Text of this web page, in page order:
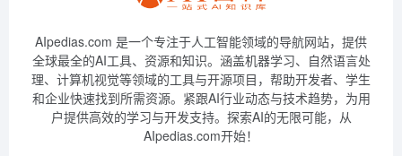
AIpedias.com 是一个专注于人工智能领域的导航网站，提供
全球最全的AI工具、资源和知识。涵盖机器学习、自然语言处
理、计算机视觉等领域的工具与开源项目，帮助开发者、学生
和企业快速找到所需资源。紧跟AI行业动态与技术趋势，为用
户提供高效的学习与开发支持。探索AI的无限可能，从
AIpedias.com开始！